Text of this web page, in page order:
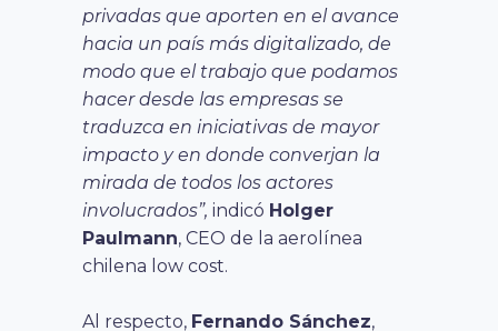
privadas que aporten en el avance
hacia un país más digitalizado, de
modo que el trabajo que podamos
hacer desde las empresas se
traduzca en iniciativas de mayor
impacto y en donde converjan la
mirada de todos los actores
involucrados”, indicó Holger
Paulmann, CEO de la aerolínea
chilena low cost.
Al respecto, Fernando Sánchez,